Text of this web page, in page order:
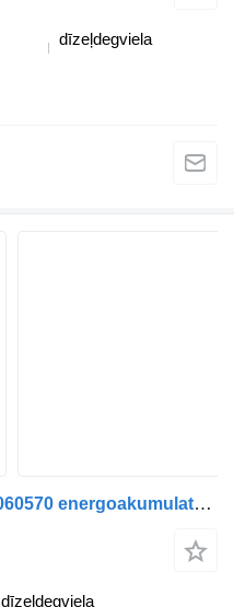
dīzeļdegviela
WABCO CF450 (01.18-) 4235060570 energoakumulators paredzēts DAF CF450, CF460 (2017-) vilcēja
dīzeļdegviela